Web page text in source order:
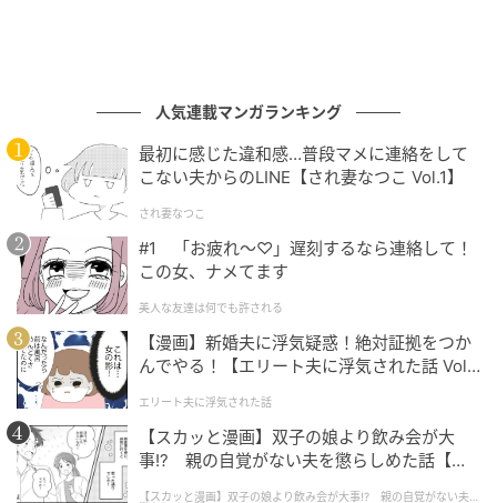
の記事をもっとみる
人気連載マンガランキング
最初に感じた違和感…普段マメに連絡をして
こない夫からのLINE【され妻なつこ Vol.1】
され妻なつこ
#1 「お疲れ〜♡」遅刻するなら連絡して！
この女、ナメてます
美人な友達は何でも許される
【漫画】新婚夫に浮気疑惑！絶対証拠をつか
んでやる！【エリート夫に浮気された話 Vol.
エリート夫に浮気された話
【スカッと漫画】双子の娘より飲み会が大
事!? 親の自覚がない夫を懲らしめた話【第1
【スカッと漫画】双子の娘より飲み会が大事!? 親の自覚がない夫を